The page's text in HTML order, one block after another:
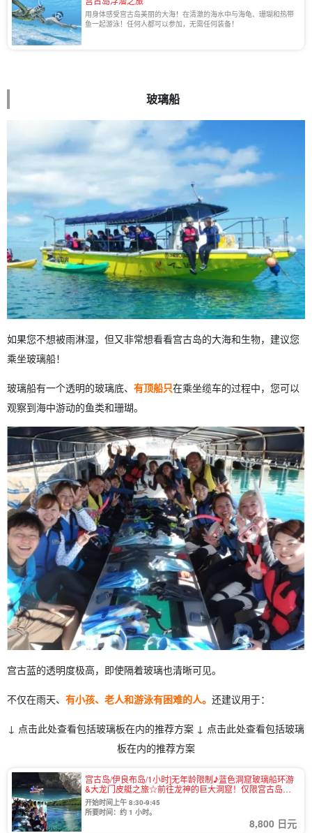
用身体感受宫古岛美丽的大海！在清澈的海水中与海龟、珊瑚和热带
鱼一起游泳！任何人都可以参加，无需任何装备！
玻璃船
如果您不想被雨淋湿，但又非常想看看宫古岛的大海和生物，建议您
乘坐玻璃船！
玻璃船有一个透明的玻璃底、 有顶船只在乘坐缆车的过程中，您可以
观察到海中游动的鱼类和珊瑚。
宫古蓝的透明度极高，即使隔着玻璃也清晰可见。
不仅在雨天、 有小孩、老人和游泳有困难的人。 还建议用于：
↓ 点击此处查看包括玻璃板在内的推荐方案 ↓ 点击此处查看包括玻璃
板在内的推荐方案
宫古岛/伊良布岛/1小时]无年龄限制♪蓝色洞窟玻璃船环游
&大龙门皮艇之旅☆前往龙神的巨大洞窟！仅限宫古岛店
☆（1003号）
开始时间上午 8:30-9:45
所要时间：约 1 小时。
8,800 日元